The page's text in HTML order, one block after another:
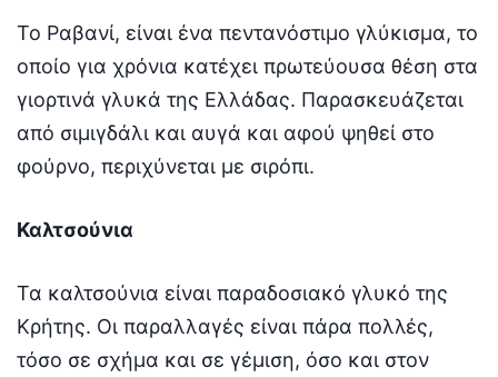
Το Ραβανί, είναι ένα πεντανόστιμο γλύκισμα, το
οποίο για χρόνια κατέχει πρωτεύουσα θέση στα
γιορτινά γλυκά της Ελλάδας. Παρασκευάζεται
από σιμιγδάλι και αυγά και αφού ψηθεί στο
φούρνο, περιχύνεται με σιρόπι.
Καλτσούνια
Τα καλτσούνια είναι παραδοσιακό γλυκό της
Κρήτης. Οι παραλλαγές είναι πάρα πολλές,
τόσο σε σχήμα και σε γέμιση, όσο και στον